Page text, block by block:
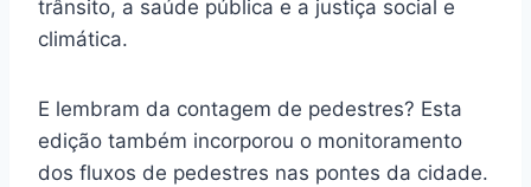
trânsito, a saúde pública e a justiça social e
climática.
E lembram da contagem de pedestres? Esta
edição também incorporou o monitoramento
dos fluxos de pedestres nas pontes da cidade.